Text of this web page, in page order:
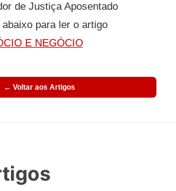
de Justiça Aposentado
abaixo para ler o artigo
E NEGÓCIO
← Voltar aos Artigos